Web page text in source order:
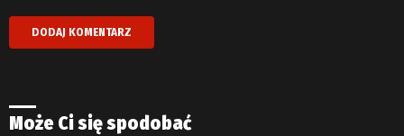
Może Ci się spodobać